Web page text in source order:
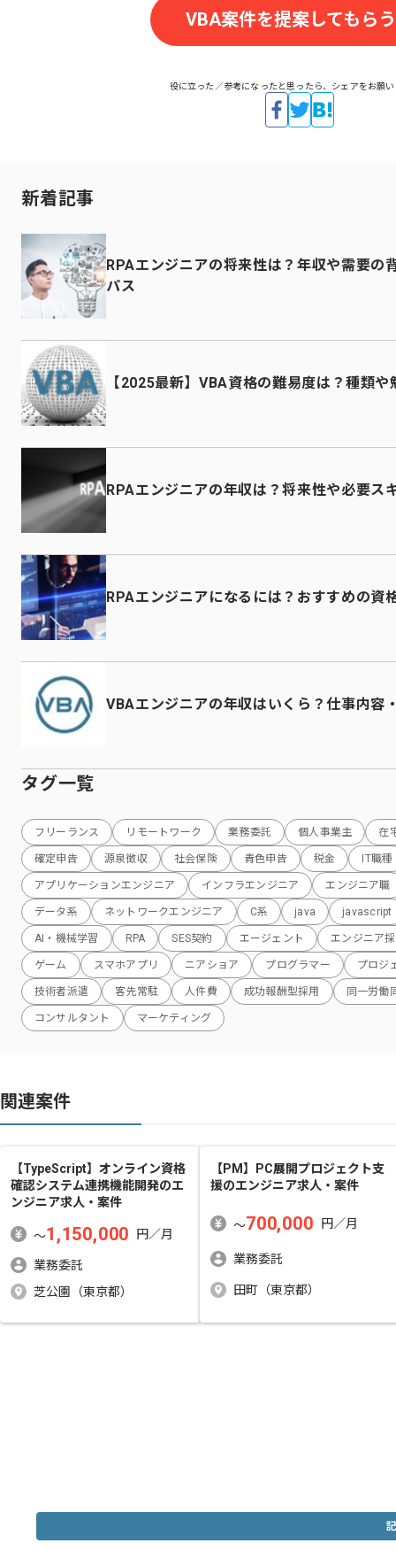
VBA案件を提案してもらう
役に立った／参考になったと思ったら、シェアをお願
新着記事
RPAエンジニアの将来性は？年収や需要の
パス
【2025最新】VBA資格の難易度は？種類
RPAエンジニアの年収は？将来性や必要ス
RPAエンジニアになるには？おすすめの資
VBAエンジニアの年収はいくら？仕事内容
タグ一覧
フリーランス リモートワーク 業務委託 個人事業主 在
確定申告 源泉徴収 社会保険 青色申告 税金 IT職種
アプリケーションエンジニア インフラエンジニア エンジニア職
データ系 ネットワークエンジニア C系 java javascript
AI・機械学習 RPA SES契約 エージェント エンジニア
ゲーム スマホアプリ ニアショア プログラマー プロジ
技術者派遣 客先常駐 人件費 成功報酬型採用 同一労働
コンサルタント マーケティング
関連案件
【TypeScript】オンライン資格
確認システム連携機能開発のエ
ンジニア求人・案件
〜1,150,000 円／月
業務委託
芝公園（東京都）
【PM】PC展開プロジェクト支
援のエンジニア求人・案件
〜700,000 円／月
業務委託
田町（東京都）